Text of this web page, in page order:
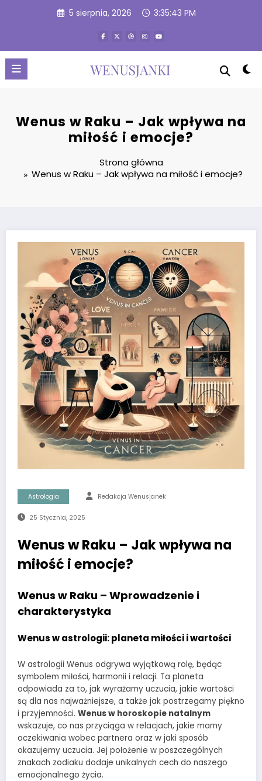
5 sierpnia, 2026 3:35:44 PM
Wenus w Raku – Jak wpływa na
miłość i emocje?
Strona główna
Wenus w Raku – Jak wpływa na miłość i emocje?
Astrologia Redakcja Wenusjanek
25 Stycznia, 2025
Wenus w Raku – Jak wpływa na
miłość i emocje?
Wenus w Raku – Wprowadzenie i
charakterystyka
Wenus w astrologii: planeta miłości i wartości
W astrologii Wenus odgrywa wyjątkową rolę, będąc
symbolem miłości, harmonii i relacji. Ta planeta
odpowiada za to, jak wyrażamy uczucia, jakie wartości
są dla nas najważniejsze, a także jak postrzegamy piękno
i przyjemności. Wenus w horoskopie natalnym
wskazuje, co nas przyciąga w relacjach, jakie mamy
oczekiwania wobec partnera oraz w jaki sposób
okazujemy uczucia. Jej położenie w poszczególnych
znakach zodiaku dodaje unikalnych cech do naszego
emocjonalnego życia.